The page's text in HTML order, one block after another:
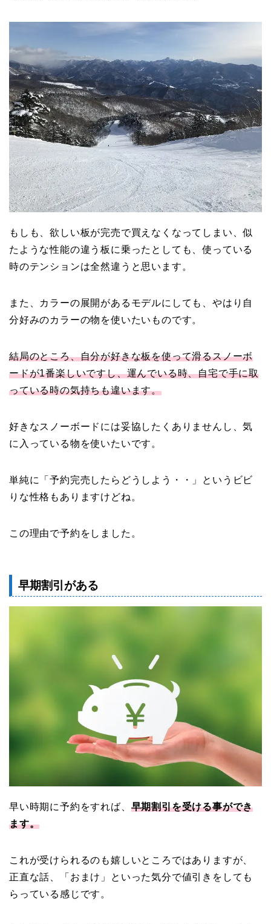
もしも、欲しい板が完売で買えなくなってしまい、似
たような性能の違う板に乗ったとしても、使っている
時のテンションは全然違うと思います。
また、カラーの展開があるモデルにしても、やはり自
分好みのカラーの物を使いたいものです。
結局のところ、自分が好きな板を使って滑るスノーボ
ードが1番楽しいですし、運んでいる時、自宅で手に取
っている時の気持ちも違います。
好きなスノーボードには妥協したくありませんし、気
に入っている物を使いたいです。
単純に「予約完売したらどうしよう・・」というビビ
りな性格もありますけどね。
この理由で予約をしました。
早期割引がある
早い時期に予約をすれば、 早期割引を受ける事ができ
ます。
これが受けられるのも嬉しいところではありますが、
正直な話、「おまけ」といった気分で値引きをしても
らっている感じです。